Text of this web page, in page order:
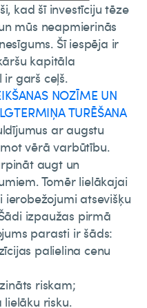
kad šī investīciju tēze
mūs neapmierinās
Šī iespēja ir
kapitāla
ir garš ceļš.
NOZĪME UN
TURĒŠANA
ar augstu
vērā varbūtību.
augt un
Tomēr lielākajai
atsevišķu
izpaužas pirmā
parasti ir šāds:
palielina cenu
riskam;
risku.